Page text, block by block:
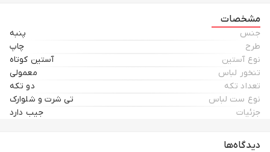
خود را حفظ می‌نماید. سایزبندی متنوع این ست باعث می‌شود تا بتوانید به راحتی
مقرون‌به‌صرفه هستید، این محصول انتخابی مطمئن برای شماست. همین حالا
سفارش دهید و استایل و راحتی را هم‌زمان تجربه کنید!
مشخصات
جنس
پنبه
طرح
چاپ
نوع آستین
آستین کوتاه
تنخور لباس
معمولی
تعداد تکه
دو تکه
نوع ست لباس
تی شرت و شلوارک
جزئیات
جیب دارد
دیدگاه‌ها